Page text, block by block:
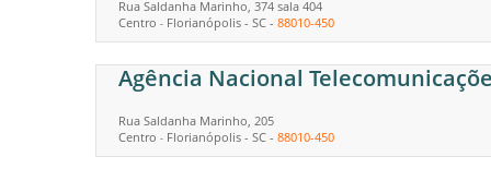
Rua Saldanha Marinho, 374 sala 404
Centro - Florianópolis - SC - 88010-450
Agência Nacional
Rua Saldanha Marinho, 205
Centro - Florianópolis - SC - 88010-450